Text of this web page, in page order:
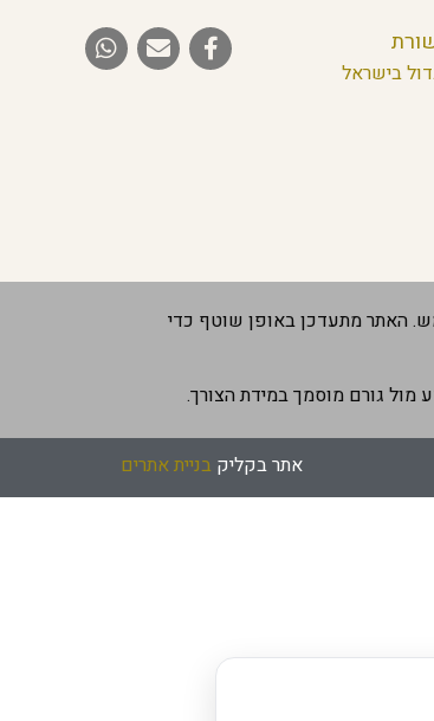
בישראל
האתר מתעדכן באופן שוטף כדי
מול גורם מוסמך במידת הצורך.
אתר בקליק בניית אתרים